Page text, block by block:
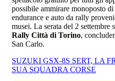
possibile ammirare monoposto
endurance e auto da rally
musei. La serata del 2 settembre
Rally Città di Torino,
San Carlo.
SUZUKI GSX-8S SERT, LA
SUA SQUADRA CORSE